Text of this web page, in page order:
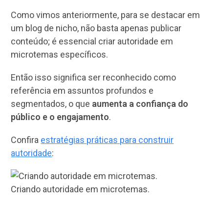
Como vimos anteriormente, para se destacar em
um blog de nicho, não basta apenas publicar
conteúdo; é essencial criar autoridade em
microtemas específicos.
Então isso significa ser reconhecido como
referência em assuntos profundos e
segmentados, o que aumenta a confiança do
público e o engajamento.
Confira estratégias práticas para construir
autoridade:
Criando autoridade em microtemas.